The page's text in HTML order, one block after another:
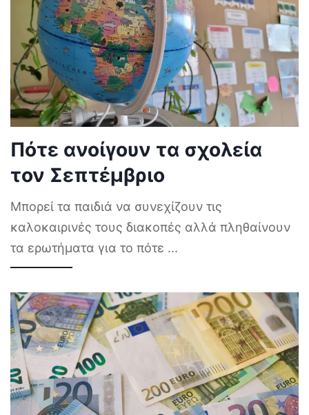
Πότε ανοίγουν τα σχολεία
τον Σεπτέμβριο
Μπορεί τα παιδιά να συνεχίζουν τις
καλοκαιρινές τους διακοπές αλλά πληθαίνουν
τα ερωτήματα για το πότε ...